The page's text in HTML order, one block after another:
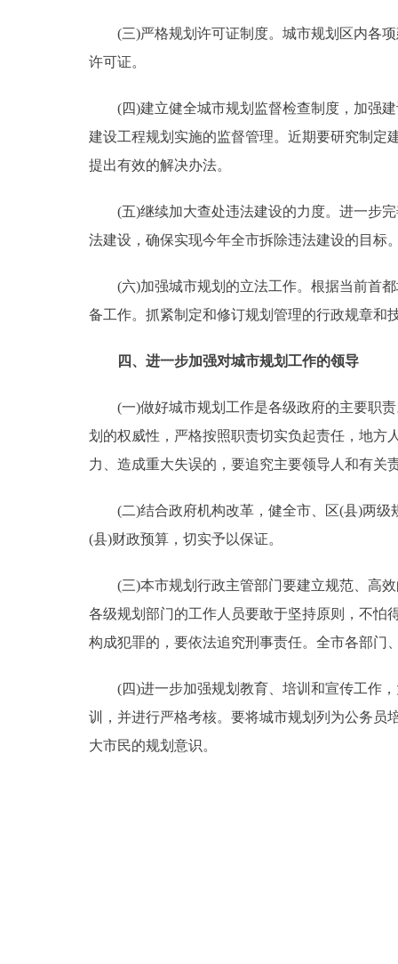
(三)严格规划许可证制度。城市规划区内各项
许可证。
(四)建立健全城市规划监督检查制度，加强建
建设工程规划实施的监督管理。近期要研究制定
提出有效的解决办法。
(五)继续加大查处违法建设的力度。进一步完
法建设，确保实现今年全市拆除违法建设的目标
(六)加强城市规划的立法工作。根据当前首都
备工作。抓紧制定和修订规划管理的行政规章和
四、进一步加强对城市规划工作的领导
(一)做好城市规划工作是各级政府的主要职责
划的权威性，严格按照职责切实负起责任，地方
力、造成重大失误的，要追究主要领导人和有关
(二)结合政府机构改革，健全市、区(县)两级
(县)财政预算，切实予以保证。
(三)本市规划行政主管部门要建立规范、高效
各级规划部门的工作人员要敢于坚持原则，不怕
构成犯罪的，要依法追究刑事责任。全市各部门
(四)进一步加强规划教育、培训和宣传工作，
训，并进行严格考核。要将城市规划列为公务员
大市民的规划意识。